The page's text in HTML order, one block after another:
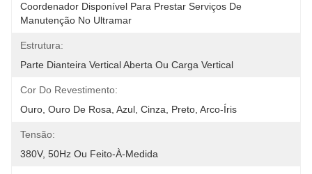
Coordenador Disponível Para Prestar Serviços De
Manutenção No Ultramar
Estrutura:
Parte Dianteira Vertical Aberta Ou Carga Vertical
Cor Do Revestimento:
Ouro, Ouro De Rosa, Azul, Cinza, Preto, Arco-Íris
Tensão:
380V, 50Hz Ou Feito-À-Medida